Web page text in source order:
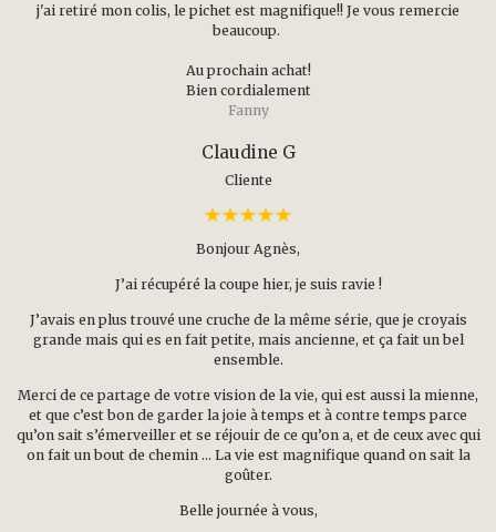
j'ai retiré mon colis, le pichet est magnifique!! Je vous remercie
beaucoup.
Au prochain achat!
Bien cordialement
Fanny
Claudine G
Cliente
Bonjour Agnès,
J’ai récupéré la coupe hier, je suis ravie !
J’avais en plus trouvé une cruche de la même série, que je croyais
grande mais qui es en fait petite, mais ancienne, et ça fait un bel
ensemble.
Merci de ce partage de votre vision de la vie, qui est aussi la mienne,
et que c’est bon de garder la joie à temps et à contre temps parce
qu’on sait s’émerveiller et se réjouir de ce qu’on a, et de ceux avec qui
on fait un bout de chemin … La vie est magnifique quand on sait la
goûter.
Belle journée à vous,